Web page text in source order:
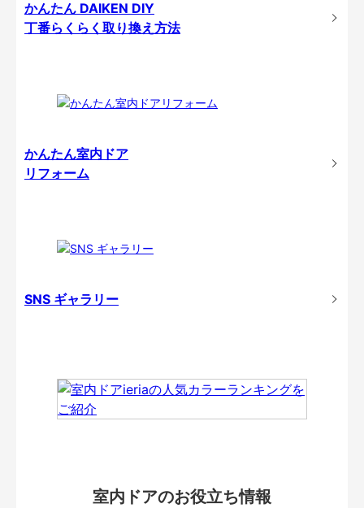
かんたん DAIKEN DIY
丁番らくらく取り換え方法
かんたん室内ドア
リフォーム
SNS ギャラリー
室内ドアのお役立ち情報